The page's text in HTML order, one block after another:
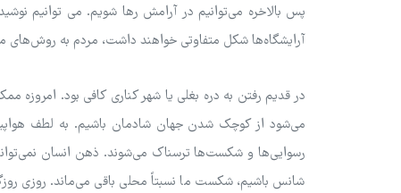
پس بالاخره می‌توانیم در آرامش رها شویم. می توانیم
آرایشگاه‌ها شکل متفاوتی خواهند داشت، مردم به روش‌های
در قدیم رفتن به دره بغلی یا شهر کناری کافی بود.
می‌شود از کوچک شدن جهان شادمان باشیم. به لطف
رسوایی‌ها و شکست‌ها ترسناک می‌شوند. ذهن انسان
شانس باشیم، شکست ما نسبتاً محلی باقی می‌ماند. روزی